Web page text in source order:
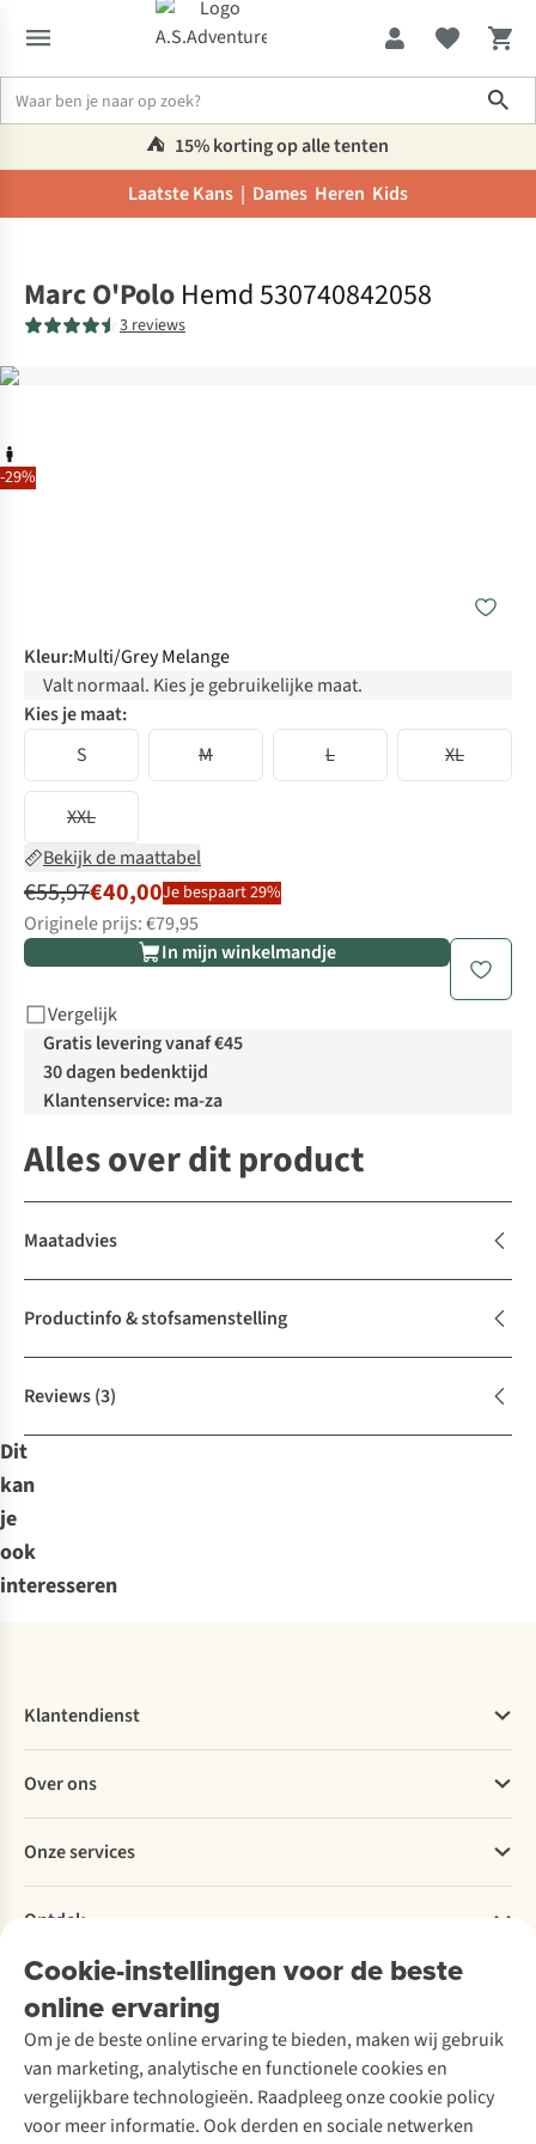
⛺️ 15% korting op alle tenten
Laatste Kans | Dames Heren Kids
-29%
Marc O'Polo Hemd 530740842058
3 reviews
Kleur:Multi/Grey Melange
Valt normaal. Kies je gebruikelijke maat.
Kies je maat:
S
M L XL
XXL
Bekijk de maattabel
€55,97€40,00Je bespaart 29%
Originele prijs: €79,95
In mijn winkelmandje
Vergelijk
Gratis levering vanaf €45
30 dagen bedenktijd
Klantenservice: ma-za
Alles over dit product
Maatadvies
Productinfo & stofsamenstelling
Reviews(3)
Dit
kan
je
ook
interesseren
Cookie-instellingen voor de beste
online ervaring
Om je de beste online ervaring te bieden, maken wij gebruik
van marketing, analytische en functionele cookies en
vergelijkbare technologieën. Raadpleeg onze cookie policy
voor meer informatie. Ook derden en sociale netwerken
Klantendienst
Bestellen
Betalen
Levering
Retourneren
Bestelling herroepen
Garantie
Contact
Over ons
Explore More
Verantwoord ondernemen
Over Ayacucho
Onze winkels
Over A.S.Adventure
Toegankelijkheidsverklaring
Onze services
Ski-onderhoud
Wasservice
Schoenonderhoud
Schoenherstelling
Kledingherstelling
Retouches
Ontdek
A.S.Magazine
Podcast
Explore Academy
Explore Camp
Gear Check
Inspiratie & advies
Meld je aan voor de nieuwsbrief